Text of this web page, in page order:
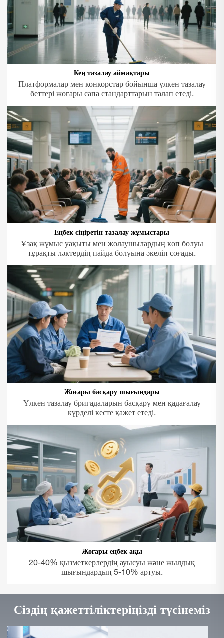
Кең тазалау аймақтары
Платформалар мен конкорстар бойынша үлкен тазалау
беттері жоғары сапа стандарттарын талап етеді.
Еңбек сіңіретін тазалау жұмыстары
Ұзақ жұмыс уақыты мен жолаушылардың көп болуы
тұрақты ләктердің пайда болуына әкеліп соғады.
Жоғары басқару шығындары
Үлкен тазалау бригадаларын басқару мен қадағалау
күрделі кесте қажет етеді.
Жоғары еңбек ақы
20-40% қызметкерлердің ауысуы және жылдық
шығындардың 5-10% артуы.
Сіздің қажеттіліктеріңізді түсінеміз